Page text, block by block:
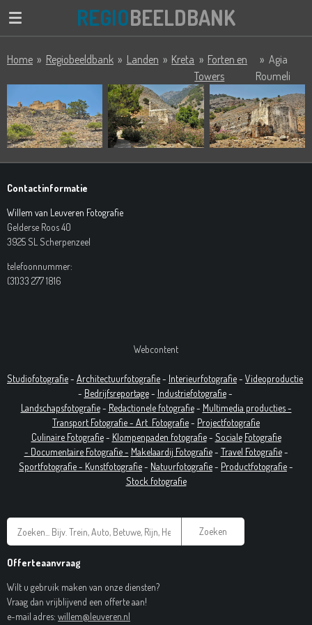
Ga
de
REGIOBEELDBANK
Home » Regiobeeldbank » Landen » Kreta » Forten en
Towers
» Agia
Roumeli
Contactinformatie
Willem van Leuveren Fotografie
Gelderse Roos 40
3925 SL Scherpenzeel
telefoonnummer:
(31)33 277 1816
Webcontent
Studiofotografie- Architectuurfotografie- Interieurfotografie- Videoproductie
- Bedrijfsreportage- Industriefotografie-
Landschapsfotografie- Redactionele fotografie- Multimedia producties -
Transport Fotografie - Art Fotografie- Projectfotografie
Culinaire Fotografie- Klompenpaden fotografie- Sociale Fotografie
- Documentaire Fotografie- Makelaardij Fotografie- Travel Fotografie-
Sportfotografie - Kunstfotografie- Natuurfotografie- Productfotografie-
Stock fotografie
Zoeken
Offerteaanvraag
Wilt u gebruik maken van onze diensten?
Vraag dan vrijblijvend een offerte aan!
e-mail adres: willem@leuveren.nl